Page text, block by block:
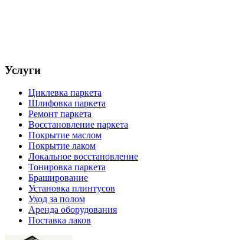
Услуги
Циклевка паркета
Шлифовка паркета
Ремонт паркета
Восстановление паркета
Покрытие маслом
Покрытие лаком
Локальное восстановление
Тонировка паркета
Браширование
Установка плинтусов
Уход за полом
Аренда оборудования
Поставка лаков